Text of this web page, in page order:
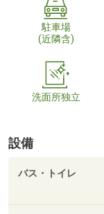
駐車場
(近隣含)
洗面所独立
設備
バス・トイレ